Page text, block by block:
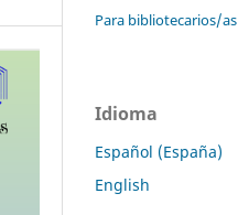
Para bibliotecarios/as
Idioma
Español (España)
English